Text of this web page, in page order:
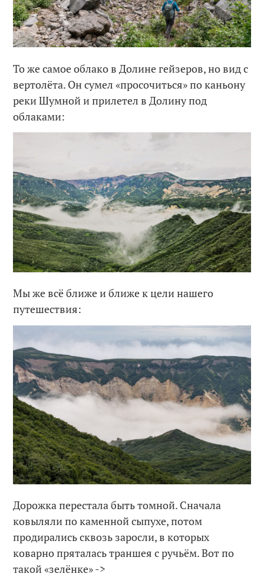
То же самое облако в Долине гейзеров, но вид с
вертолёта. Он сумел «просочиться» по каньону
реки Шумной и прилетел в Долину под
облаками:
Мы же всё ближе и ближе к цели нашего
путешествия:
Дорожка перестала быть томной. Сначала
ковыляли по каменной сыпухе, потом
продирались сквозь заросли, в которых
коварно пряталась траншея с ручьём. Вот по
такой «зелёнке» ->